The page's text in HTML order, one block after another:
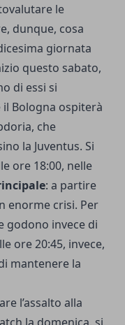
le
dunque, cosa
giornata
questo sabato,
di essi si
Bologna ospiterà
che
la Juventus. Si
ore 18:00, nelle
: a partire
enorme crisi. Per
godono invece di
ore 20:45, invece,
mantenere la
l’assalto alla